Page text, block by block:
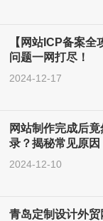
【网站ICP备案
问题一网打尽！
2024-12-17
网站制作完成后
录？揭秘常见原因
2024-12-10
青岛定制设计外